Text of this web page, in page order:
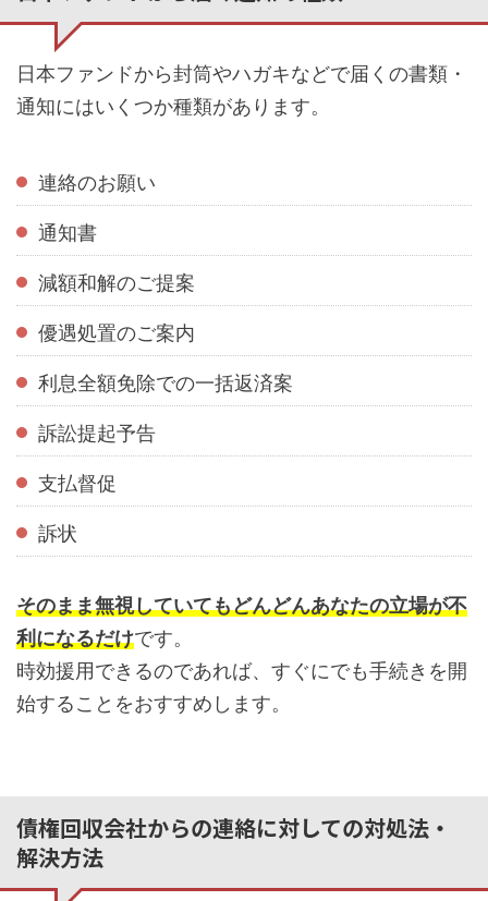
日本ファンドから封筒やハガキなどで届くの書類・
通知にはいくつか種類があります。
連絡のお願い
通知書
減額和解のご提案
優遇処置のご案内
利息全額免除での一括返済案
訴訟提起予告
支払督促
訴状
そのまま無視していてもどんどんあなたの立場が不
利になるだけです。
時効援用できるのであれば、すぐにでも手続きを開
始することをおすすめします。
債権回収会社からの連絡に対しての対処法・
解決方法